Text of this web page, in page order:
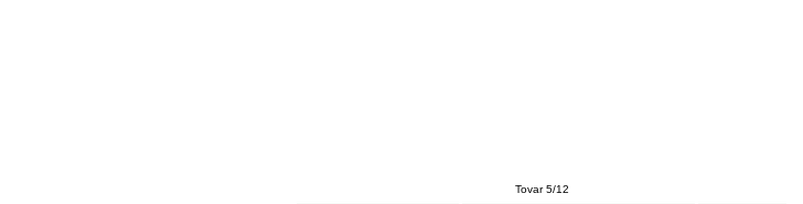
Tovar 5/12